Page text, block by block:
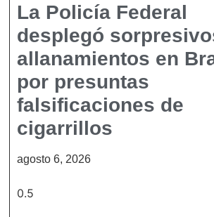
La Policía Federal
desplegó
allanamientos en
por presuntas
falsificaciones de
cigarrillos
agosto 6, 2026